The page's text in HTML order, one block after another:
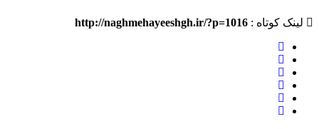
لینک کوتاه : http://naghmehayeeshgh.ir/?p=1016